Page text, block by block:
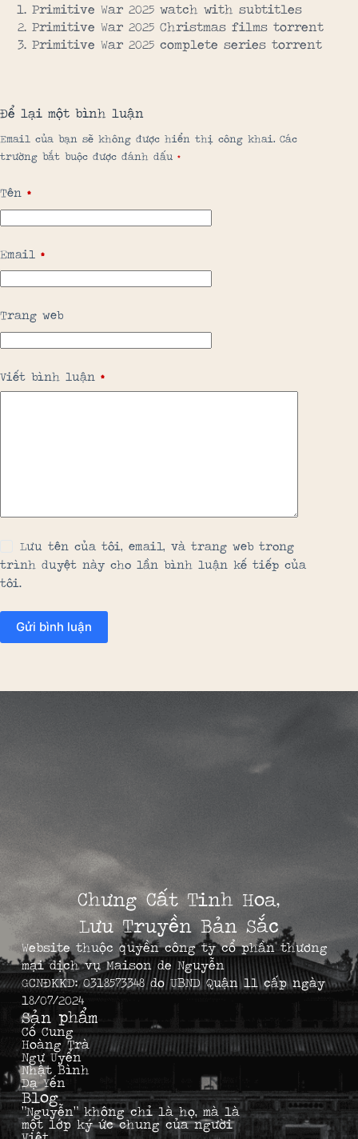
Primitive War 2025 watch with subtitles
Primitive War 2025 Christmas films torrent
Primitive War 2025 complete series torrent
Để lại một bình luận
Email của bạn sẽ không được hiển thị công khai. Các
trường bắt buộc được đánh dấu *
Tên *
Email *
Trang web
Viết bình luận *
Lưu tên của tôi, email, và trang web trong
trình duyệt này cho lần bình luận kế tiếp của
tôi.
Gửi bình luận
Chưng Cất Tinh Hoa,
Lưu Truyền Bản Sắc
Website thuộc quyền công ty cổ phần thương
mại dịch vụ Maison de Nguyễn
GCNĐKKD: 0318573348 do UBND Quận 11 cấp ngày
18/07/2024
Sản phẩm
Cố Cung
Hoàng Trà
Ngự Uyển
Nhật Bình
Dạ Yến
Blog
“Nguyễn” không chỉ là họ, mà là
một lớp ký ức chung của người